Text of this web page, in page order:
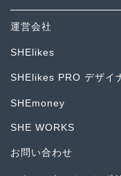
運営会社
SHElikes
SHElikes PRO デザイ
SHEmoney
SHE WORKS
お問い合わせ